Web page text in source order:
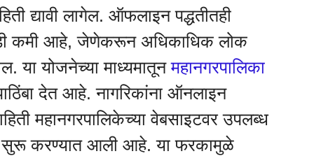
द्यावी लागेल. ऑफलाइन पद्धतीतही
कमी आहे, जेणेकरून अधिकाधिक लोक
या योजनेच्या माध्यमातूनमहानगरपालिका
देत आहे. नागरिकांना ऑनलाइन
महानगरपालिकेच्या वेबसाइटवर उपलब्ध
सुरू करण्यात आली आहे. या फरकामुळे